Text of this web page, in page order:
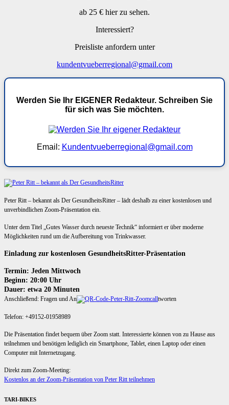
ab 25 € hier zu sehen.
Interessiert?
Preisliste anfordern unter
kundentvueberregional@gmail.com
Werden Sie Ihr EIGENER Redakteur. Schreiben Sie
für sich was Sie möchten.
Email: Kundentvueberregional@gmail.com
Peter Ritt – bekannt als Der GesundheitsRitter – lädt deshalb zu einer kostenlosen und
unverbindlichen Zoom-Präsentation ein.
Unter dem Titel „Gutes Wasser durch neueste Technik“ informiert er über moderne
Möglichkeiten rund um die Aufbereitung von Trinkwasser.
Einladung zur kostenlosen GesundheitsRitter-Präsentation
Termin: Jeden Mittwoch
Beginn: 20:00 Uhr
Dauer: etwa 20 Minuten
Anschließend: Fragen und An tworten
Telefon: +49152-01958989
Die Präsentation findet bequem über Zoom statt. Interessierte können von zu Hause aus
teilnehmen und benötigen lediglich ein Smartphone, Tablet, einen Laptop oder einen
Computer mit Internetzugang.
Direkt zum Zoom-Meeting:
Kostenlos an der Zoom-Präsentation von Peter Ritt teilnehmen
TARI-BIKES